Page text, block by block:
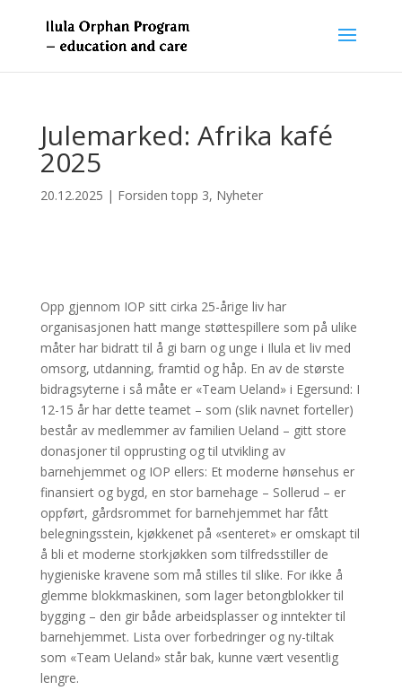
Julemarked: Afrika kafé
2025
20.12.2025 | Forsiden topp 3, Nyheter
Opp gjennom IOP sitt cirka 25-årige liv har
organisasjonen hatt mange støttespillere som på ulike
måter har bidratt til å gi barn og unge i Ilula et liv med
omsorg, utdanning, framtid og håp. En av de største
bidragsyterne i så måte er «Team Ueland» i Egersund: I
12-15 år har dette teamet – som (slik navnet forteller)
består av medlemmer av familien Ueland – gitt store
donasjoner til opprusting og til utvikling av
barnehjemmet og IOP ellers: Et moderne hønsehus er
finansiert og bygd, en stor barnehage – Sollerud – er
oppført, gårdsrommet for barnehjemmet har fått
belegningsstein, kjøkkenet på «senteret» er omskapt til
å bli et moderne storkjøkken som tilfredsstiller de
hygieniske kravene som må stilles til slike. For ikke å
glemme blokkmaskinen, som lager betongblokker til
bygging – den gir både arbeidsplasser og inntekter til
barnehjemmet. Lista over forbedringer og ny-tiltak
som «Team Ueland» står bak, kunne vært vesentlig
lengre.